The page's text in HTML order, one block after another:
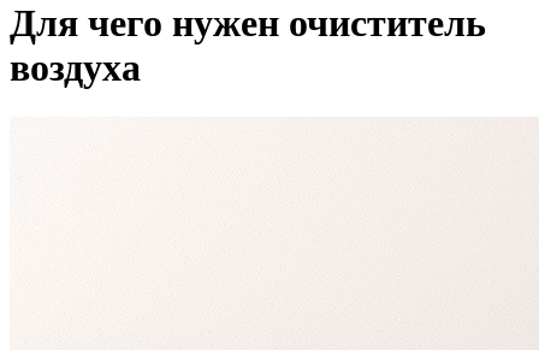
Для чего нужен очиститель
воздуха